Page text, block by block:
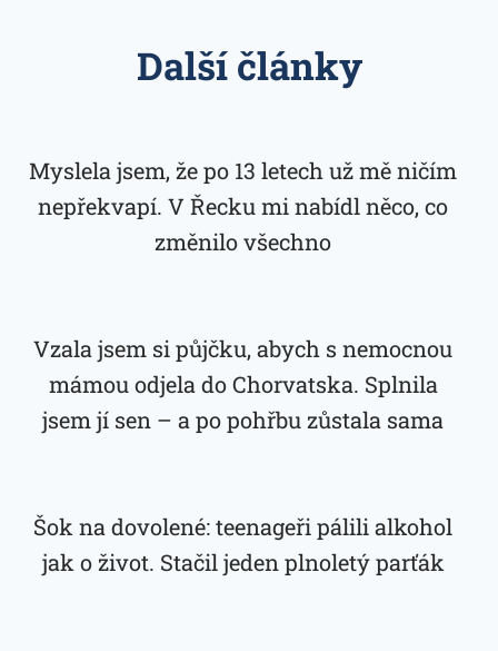
Další články
Myslela jsem, že po 13 letech už mě ničím
nepřekvapí. V Řecku mi nabídl něco, co
změnilo všechno
Vzala jsem si půjčku, abych s nemocnou
mámou odjela do Chorvatska. Splnila
jsem jí sen – a po pohřbu zůstala sama
Šok na dovolené: teenageři pálili alkohol
jak o život. Stačil jeden plnoletý parťák